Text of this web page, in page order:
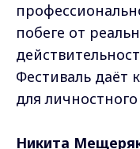
побеге от
Фестиваль даёт
для
Никита